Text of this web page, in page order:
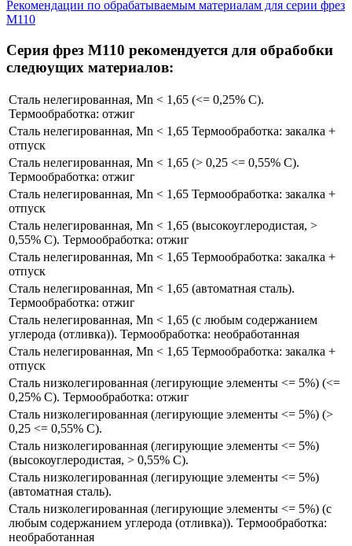
Рекомендации по обрабатываемым материалам для серии фрез
M110
Cерия фрез M110 рекомендуется для обрабобки
следюущих материалов:
Сталь нелегированная, Mn < 1,65 (​<= 0,25% C​).
Термообработка: отжиг
Сталь нелегированная, Mn < 1,65 Термообработка: закалка +
отпуск
Сталь нелегированная, Mn < 1,65 (​> 0,25 <= 0,55% C).
Термообработка: отжиг
Сталь нелегированная, Mn < 1,65 Термообработка: закалка +
отпуск
Сталь нелегированная, Mn < 1,65 (высокоуглеродистая, >
0,55% C​). Термообработка: отжиг
Сталь нелегированная, Mn < 1,65 Термообработка: закалка +
отпуск
Сталь нелегированная, Mn < 1,65 (автоматная сталь).
Термообработка: отжиг
Сталь нелегированная, Mn < 1,65 (с любым содержанием
углерода (отливка)​). Термообработка: необработанная
Сталь нелегированная, Mn < 1,65 Термообработка: закалка +
отпуск
Сталь низколегированная (легирующие элементы <= 5%) (​<=
0,25% C​). Термообработка: отжиг​
Сталь низколегированная (легирующие элементы <= 5%) (​>
0,25 <= 0,55% C).
Сталь низколегированная (легирующие элементы <= 5%)
(высокоуглеродистая, > 0,55% C).
Сталь низколегированная (легирующие элементы <= 5%)
(автоматная сталь).
Сталь низколегированная (легирующие элементы <= 5%) (​с
любым содержанием углерода (отливка)​). Термообработка:
необработанная